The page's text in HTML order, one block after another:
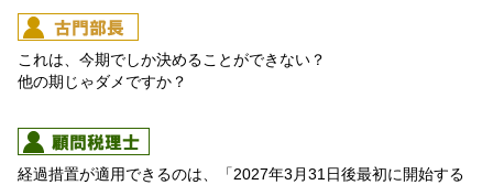
これは、今期でしか決めることができない？
他の期じゃダメですか？
経過措置が適用できるのは、「2027年3月31日後最初に開始する